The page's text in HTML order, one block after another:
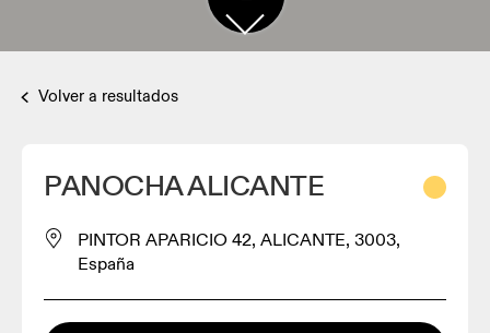
Volver a resultados
PANOCHA ALICANTE
PINTOR APARICIO 42, ALICANTE, 3003,
España